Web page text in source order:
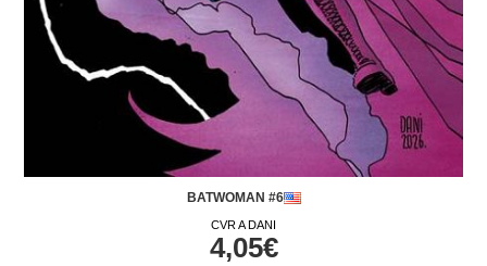
BATWOMAN #6
CVR A DANI
4,05€